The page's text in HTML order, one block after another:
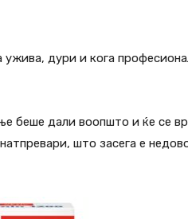
дури и кога
беше дали воопшто и ќе се
што засега е